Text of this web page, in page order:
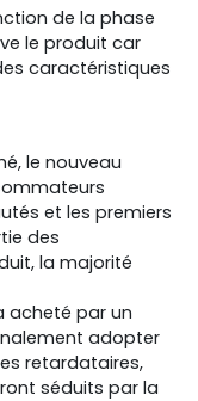
de la phase
le produit car
caractéristiques
le nouveau
et les premiers
des
la majorité
acheté par un
adopter
retardataires,
séduits par la